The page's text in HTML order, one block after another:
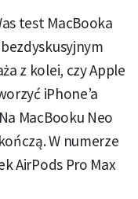
test MacBooka
z kolei, czy Apple
iPhone’a
MacBooku Neo
W numerze
AirPods Pro Max